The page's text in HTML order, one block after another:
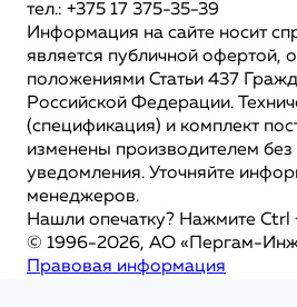
тел.: +375 17 375-35-39
Информация на сайте носит
является публичной офертой,
положениями Статьи 437
Российской Федерации.
(спецификация) и комплект
изменены производителем без
уведомления. Уточняйте
менеджеров.
Нашли опечатку? Нажмите Ctrl
© 1996-2026, АО «Пергам-
Правовая информация